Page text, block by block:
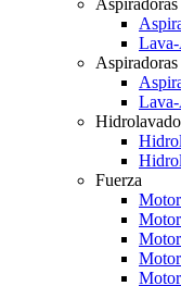
Lava-
Lava-
Fuerza